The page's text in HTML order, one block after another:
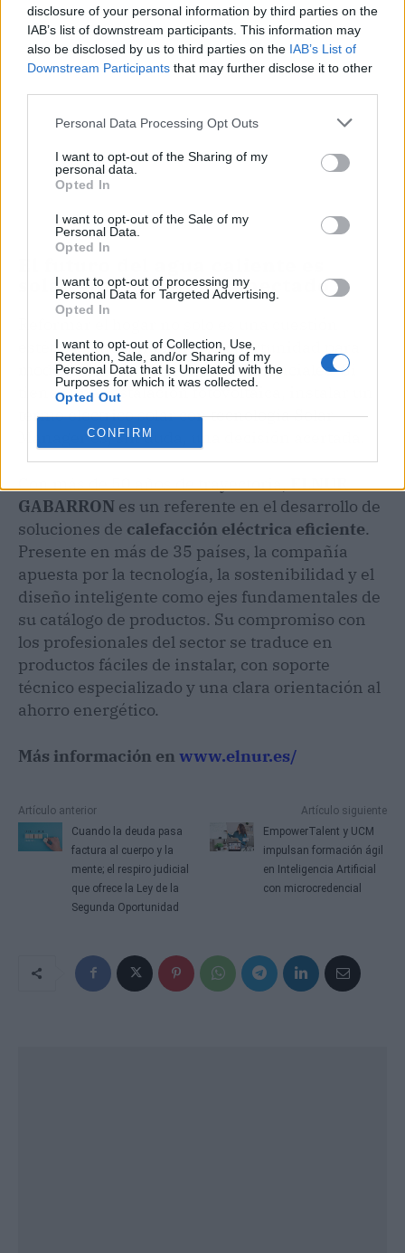
disclosure of your personal information by third parties on the
IAB’s list of downstream participants. This information may
also be disclosed by us to third parties on the IAB’s List of
Downstream Participants that may further disclose it to other
Personal Data Processing Opt Outs
I want to opt-out of the Sharing of my
personal data.
Opted In
I want to opt-out of the Sale of my
Personal Data.
Opted In
I want to opt-out of processing my
Personal Data for Targeted Advertising.
Opted In
I want to opt-out of Collection, Use,
Retention, Sale, and/or Sharing of my
Personal Data that Is Unrelated with the
Purposes for which it was collected.
Opted Out
CONFIRM
solar, inteligente y conectado
estética, sino también una oportunidad para
modernizar sus sistemas más esenciales. Si
tienes una instalación fotovoltaica, instalar un
termo eléctrico solar con tecnología Solar
Manager es, sin duda, una decisión acertada.
Con más de 50 años de trayectoria,ELNUR
GABARRON es un referente en el desarrollo de
soluciones de calefacción eléctrica eficiente.
Presente en más de 35 países, la compañía
apuesta por la tecnología, la sostenibilidad y el
diseño inteligente como ejes fundamentales de
su catálogo de productos. Su compromiso con
los profesionales del sector se traduce en
productos fáciles de instalar, con soporte
técnico especializado y una clara orientación al
ahorro energético.
Más información en www.elnur.es/
Artículo anterior
Cuando la deuda pasa
factura al cuerpo y la
mente; el respiro judicial
que ofrece la Ley de la
Segunda Oportunidad
Artículo siguiente
EmpowerTalent y UCM
impulsan formación ágil
en Inteligencia Artificial
con microcredencial